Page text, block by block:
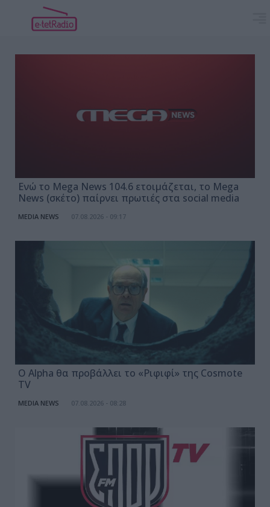
Ενώ το Mega News 104.6 ετοιμάζεται, το Mega
News (σκέτο) παίρνει πρωτιές στα social media
MEDIA NEWS 07.08.2026 - 09:17
Ο Alpha θα προβάλλει το «Ριφιφί» της Cosmote
TV
MEDIA NEWS 07.08.2026 - 08:28